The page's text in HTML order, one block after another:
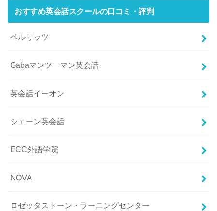
おすすめ英会話スクールの口コミ・評判
ベルリッツ
Gabaマンツーマン英会話
英会話イーオン
シェーン英会話
ECC外語学院
NOVA
ロゼッタストーン・ラーニングセンター